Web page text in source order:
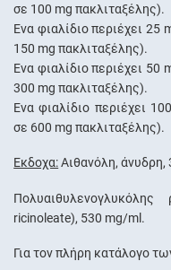
σε 100 mg πακλιταξέλης).
Ένα φιαλίδιο περιέχει 25
150 mg πακλιταξέλης).
Ένα φιαλίδιο περιέχει 50
300 mg πακλιταξέλης).
Ένα φιαλίδιο περιέχει
σε 600 mg πακλιταξέλης).
Έκδοχα:Αιθανόλη,
Πολυαιθυλενογλυκόλης
ricinoleate), 530 mg/ml.
Για τον πλήρη κατάλογο